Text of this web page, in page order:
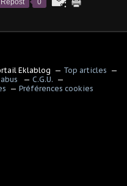
Repost 0
Eklablog
Top articles
C.G.U.
Préférences cookies